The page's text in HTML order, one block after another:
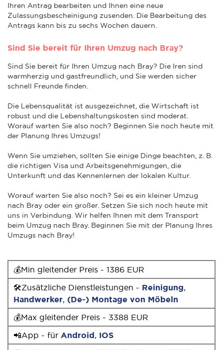
Ihren Antrag bearbeiten und Ihnen eine neue
Zulassungsbescheinigung zusenden. Die Bearbeitung des
Antrags kann bis zu sechs Wochen dauern.
Sind Sie bereit für Ihren Umzug nach Bray?
Sind Sie bereit für Ihren Umzug nach Bray? Die Iren sind
warmherzig und gastfreundlich, und Sie werden sicher
schnell Freunde finden.
Die Lebensqualität ist ausgezeichnet, die Wirtschaft ist
robust und die Lebenshaltungskosten sind moderat.
Worauf warten Sie also noch? Beginnen Sie noch heute mit
der Planung Ihres Umzugs!
Wenn Sie umziehen, sollten Sie einige Dinge beachten, z. B.
die richtigen Visa und Arbeitsgenehmigungen, die
Unterkunft und das Kennenlernen der lokalen Kultur.
Worauf warten Sie also noch? Sei es ein kleiner Umzug
nach Bray oder ein großer. Setzen Sie sich noch heute mit
uns in Verbindung. Wir helfen Ihnen mit dem Transport
beim Umzug nach Bray. Beginnen Sie mit der Planung Ihres
Umzugs nach Bray!
💰Min gleitender Preis - 1386 EUR
🛠Zusätzliche Dienstleistungen - Reinigung,
Handwerker, (De-) Montage von Möbeln
💰Max gleitender Preis - 3388 EUR
📲App - für Android, IOS